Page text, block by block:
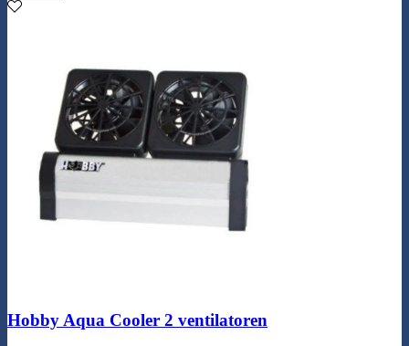
Hobby Aqua Cooler 2 ventilatoren